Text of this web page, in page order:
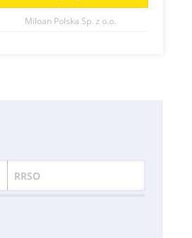
Miloan Polska Sp. z o.o.
RRSO